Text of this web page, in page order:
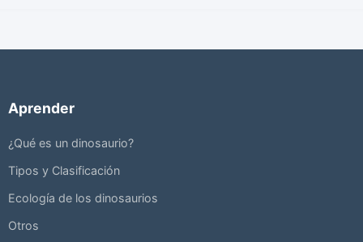
Aprender
¿Qué es un dinosaurio?
Tipos y Clasificación
Ecología de los dinosaurios
Otros